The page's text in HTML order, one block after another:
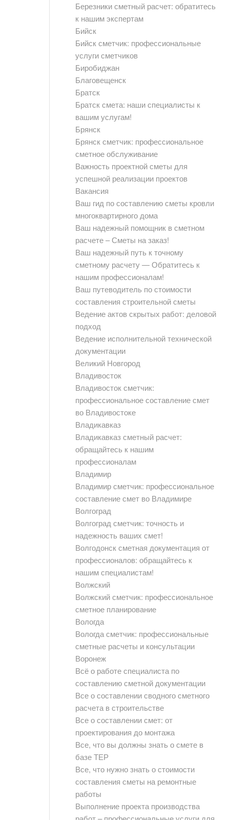
Березники сметный расчет: обратитесь
к нашим экспертам
Бийск
Бийск сметчик: профессиональные
услуги сметчиков
Биробиджан
Благовещенск
Братск
Братск смета: наши специалисты к
вашим услугам!
Брянск
Брянск сметчик: профессиональное
сметное обслуживание
Важность проектной сметы для
успешной реализации проектов
Вакансия
Ваш гид по составлению сметы кровли
многоквартирного дома
Ваш надежный помощник в сметном
расчете – Сметы на заказ!
Ваш надежный путь к точному
сметному расчету — Обратитесь к
нашим профессионалам!
Ваш путеводитель по стоимости
составления строительной сметы
Ведение актов скрытых работ: деловой
подход
Ведение исполнительной технической
документации
Великий Новгород
Владивосток
Владивосток сметчик:
профессиональное составление смет
во Владивостоке
Владикавказ
Владикавказ сметный расчет:
обращайтесь к нашим
профессионалам
Владимир
Владимир сметчик: профессиональное
составление смет во Владимире
Волгоград
Волгоград сметчик: точность и
надежность ваших смет!
Волгодонск сметная документация от
профессионалов: обращайтесь к
нашим специалистам!
Волжский
Волжский сметчик: профессиональное
сметное планирование
Вологда
Вологда сметчик: профессиональные
сметные расчеты и консультации
Воронеж
Всё о работе специалиста по
составлению сметной документации
Все о составлении сводного сметного
расчета в строительстве
Все о составлении смет: от
проектирования до монтажа
Все, что вы должны знать о смете в
базе ТЕР
Все, что нужно знать о стоимости
составления сметы на ремонтные
работы
Выполнение проекта производства